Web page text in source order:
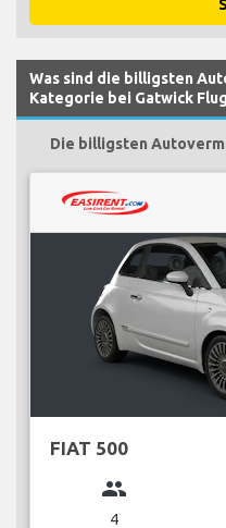
Was sind die billigsten
Kategorie bei Gatwick
Die billigsten
FIAT 500
group
4